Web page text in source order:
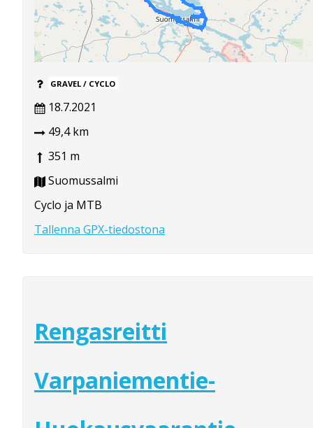
GRAVEL / CYCLO
18.7.2021
49,4 km
351 m
Suomussalmi
Cyclo ja MTB
Tallenna GPX-tiedostona
Rengasreitti
Varpaniementie-